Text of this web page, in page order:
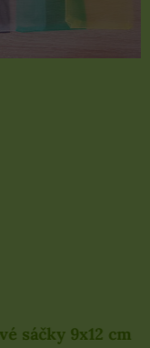
Organzové sáčky